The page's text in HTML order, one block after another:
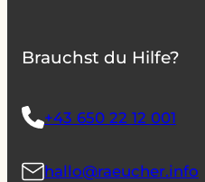
Brauchst du Hilfe?
+43 650 22 12 001
hallo@raeucher.info